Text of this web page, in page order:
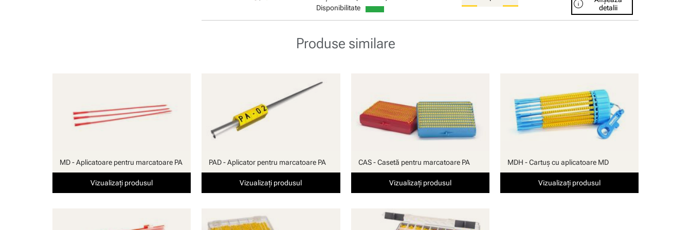
Disponibilitate
info
detalii
Produse similare
MD - Aplicatoare pentru marcatoare PA
Vizualizați produsul
PAD - Aplicator pentru marcatoare PA
Vizualizați produsul
CAS - Casetă pentru marcatoare PA
Vizualizați produsul
MDH - Cartuş cu aplicatoare MD
Vizualizați produsul